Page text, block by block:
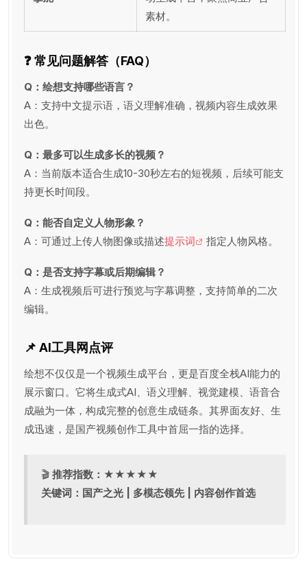
素材。
❓ 常见问题解答（FAQ）
Q：绘想支持哪些语言？
A：支持中文提示语，语义理解准确，视频内容生成效果
出色。
Q：最多可以生成多长的视频？
A：当前版本适合生成10-30秒左右的短视频，后续可能支
持更长时间段。
Q：能否自定义人物形象？
A：可通过上传人物图像或描述提示词 指定人物风格。
Q：是否支持字幕或后期编辑？
A：生成视频后可进行预览与字幕调整，支持简单的二次
编辑。
📌 AI工具网点评
绘想不仅仅是一个视频生成平台，更是百度全栈AI能力的
展示窗口。它将生成式AI、语义理解、视觉建模、语音合
成融为一体，构成完整的创意生成链条。其界面友好、生
成迅速，是国产视频创作工具中首屈一指的选择。
🎬 推荐指数：★★★★★
关键词：国产之光 | 多模态领先 | 内容创作首选